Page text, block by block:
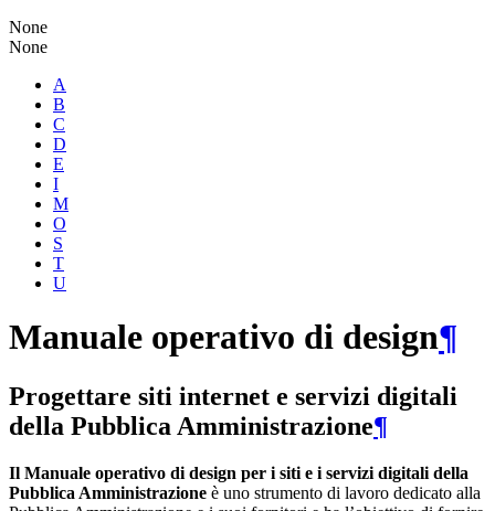
None
None
A
B
C
D
E
I
M
O
S
T
U
Manuale operativo di design¶
Progettare siti internet e servizi digitali
della Pubblica Amministrazione¶
Il Manuale operativo di design per i siti e i servizi digitali della
Pubblica Amministrazione è uno strumento di lavoro dedicato alla